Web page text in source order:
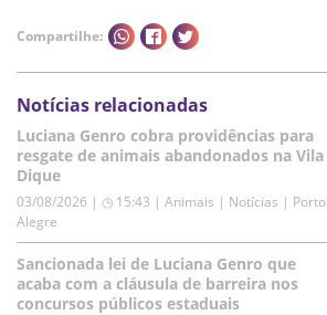
Compartilhe:
Notícias relacionadas
Luciana Genro cobra providências para
resgate de animais abandonados na Vila
Dique
03/08/2026 | ◷ 15:43 | Animais | Notícias | Porto
Alegre
Sancionada lei de Luciana Genro que
acaba com a cláusula de barreira nos
concursos públicos estaduais